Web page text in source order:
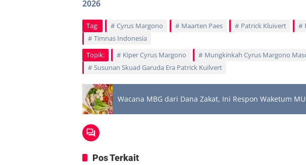
2026
Tag: Cyrus Margono Maarten Paes Patrick Kluivert
Timnas Indonesia
Topik:
Kiper Cyrus Margono
Mungkinkah Cyrus Margono
Susunan Skuad Garuda Era Patrick Kuilvert
Wacana MBG dari Dana Zakat, Ini Respon Waketum
Pos Terkait